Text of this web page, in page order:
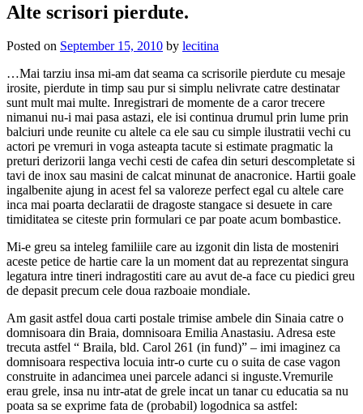
Alte scrisori pierdute.
Posted on September 15, 2010 by lecitina
…Mai tarziu insa mi-am dat seama ca scrisorile pierdute cu mesaje
irosite, pierdute in timp sau pur si simplu nelivrate catre destinatar
sunt mult mai multe. Inregistrari de momente de a caror trecere
nimanui nu-i mai pasa astazi, ele isi continua drumul prin lume prin
balciuri unde reunite cu altele ca ele sau cu simple ilustratii vechi cu
actori pe vremuri in voga asteapta tacute si estimate pragmatic la
preturi derizorii langa vechi cesti de cafea din seturi descompletate si
tavi de inox sau masini de calcat minunat de anacronice. Hartii goale
ingalbenite ajung in acest fel sa valoreze perfect egal cu altele care
inca mai poarta declaratii de dragoste stangace si desuete in care
timiditatea se citeste prin formulari ce par poate acum bombastice.
Mi-e greu sa inteleg familiile care au izgonit din lista de mosteniri
aceste petice de hartie care la un moment dat au reprezentat singura
legatura intre tineri indragostiti care au avut de-a face cu piedici greu
de depasit precum cele doua razboaie mondiale.
Am gasit astfel doua carti postale trimise ambele din Sinaia catre o
domnisoara din Braia, domnisoara Emilia Anastasiu. Adresa este
trecuta astfel “ Braila, bld. Carol 261 (in fund)” – imi imaginez ca
domnisoara respectiva locuia intr-o curte cu o suita de case vagon
construite in adancimea unei parcele adanci si inguste.Vremurile
erau grele, insa nu intr-atat de grele incat un tanar cu educatia sa nu
poata sa se exprime fata de (probabil) logodnica sa astfel: